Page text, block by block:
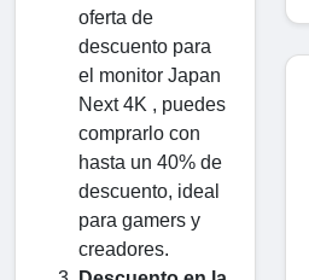
oferta de
descuento para
el monitor Japan
Next 4K , puedes
comprarlo con
hasta un 40% de
descuento, ideal
para gamers y
creadores.